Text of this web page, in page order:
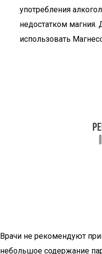
употребления
недостатком
использовать
Врачи не рекомендуют
небольшое содержание